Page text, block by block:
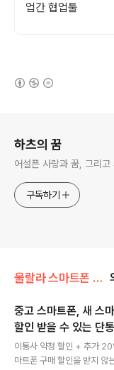
업간 협업툴
하츠의 꿈
어설픈 사랑과 꿈, 그리
구독하기
울랄라 스마트폰 리뷰
중고 스마트폰, 새 스
할인 받을 수 있는 단
이통사 약정 할인 + 추가
마트폰 구매 할인을 받지 않